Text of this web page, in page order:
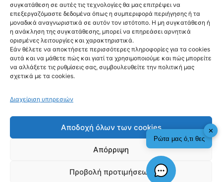
συγκατάθεση σε αυτές τις τεχνολογίες θα μας επιτρέψει να
επεξεργαζόμαστε δεδομένα όπως η συμπεριφορά περιήγησης ή τα
μοναδικά αναγνωριστικά σε αυτόν τον ιστότοπο. Η μη συγκατάθεση ή
η ανάκληση της συγκατάθεσης, μπορεί να επηρεάσει αρνητικά
ορισμένες λειτουργίες και χαρακτηριστικά.
Εάν θέλετε να αποκτήσετε περισσότερες πληροφορίες για τα cookies
αυτά και να μάθετε πώς και γιατί τα χρησιμοποιούμε και πώς μπορείτε
να αλλάξετε τις ρυθμίσεις σας, συμβουλευθείτε την πολιτική μας
σχετικά με τα cookies.
Διαχείριση υπηρεσιών
Αποδοχή όλων των cookies
Απόρριψη
Προβολή προτιμήσεων
Ακολούθησέ μας
Newsletter
fyi.news - copyright 2026
✕
Ρώτα μας ό,τι θες